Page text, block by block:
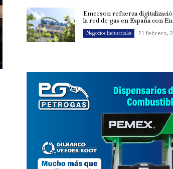
Emerson refuerza
la red de gas en España con
Negocios Industriales 21 febrero,